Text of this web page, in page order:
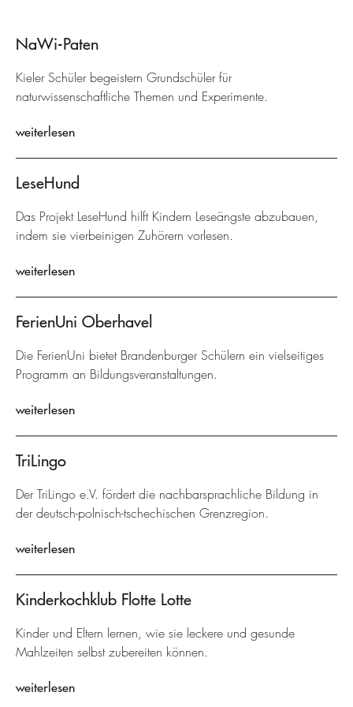
NaWi-Paten
Kieler Schüler begeistern Grundschüler für
naturwissenschaftliche Themen und Experimente.
weiterlesen
LeseHund
Das Projekt LeseHund hilft Kindern Leseängste abzubauen,
indem sie vierbeinigen Zuhörern vorlesen.
weiterlesen
FerienUni Oberhavel
Die FerienUni bietet Brandenburger Schülern ein vielseitiges
Programm an Bildungsveranstaltungen.
weiterlesen
TriLingo
Der TriLingo e.V. fördert die nachbarsprachliche Bildung in
der deutsch-polnisch-tschechischen Grenzregion.
weiterlesen
Kinderkochklub Flotte Lotte
Kinder und Eltern lernen, wie sie leckere und gesunde
Mahlzeiten selbst zubereiten können.
weiterlesen